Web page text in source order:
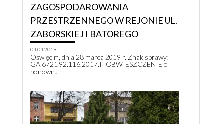
ZAGOSPODAROWANIA
PRZESTRZENNEGO W REJONIE UL.
ZABORSKIEJ I BATOREGO
04.04.2019
Oświęcim, dnia 28 marca 2019 r. Znak sprawy:
GA.6721.92.116.2017.II OBWIESZCZENIE o
ponown...